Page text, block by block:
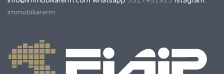
immobiliarerm